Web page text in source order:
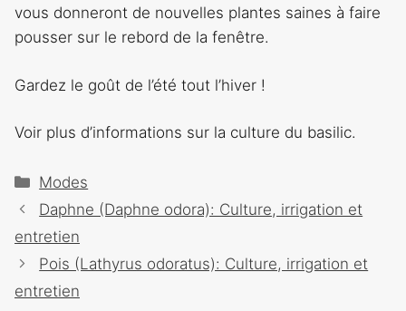
vous donneront de nouvelles plantes saines à faire
pousser sur le rebord de la fenêtre.
Gardez le goût de l’été tout l’hiver !
Voir plus d’informations sur la culture du basilic.
Catégories
Modes
Navigation
des
Daphne (Daphne odora): Culture, irrigation et
entretien
Pois (Lathyrus odoratus): Culture, irrigation et
entretien